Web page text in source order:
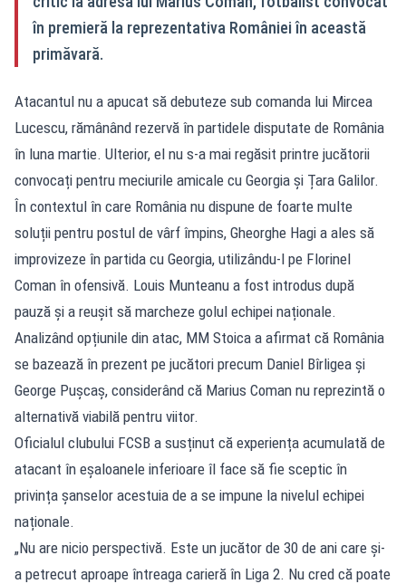
în premieră la reprezentativa României în această
primăvară.
Atacantul nu a apucat să debuteze sub comanda lui Mircea
Lucescu, rămânând rezervă în partidele disputate de România
în luna martie. Ulterior, el nu s-a mai regăsit printre jucătorii
convocați pentru meciurile amicale cu Georgia și Țara Galilor.
În contextul în care România nu dispune de foarte multe
soluții pentru postul de vârf împins, Gheorghe Hagi a ales să
improvizeze în partida cu Georgia, utilizându-l pe Florinel
Coman în ofensivă. Louis Munteanu a fost introdus după
pauză și a reușit să marcheze golul echipei naționale.
Analizând opțiunile din atac, MM Stoica a afirmat că România
se bazează în prezent pe jucători precum Daniel Bîrligea și
George Pușcaș, considerând că Marius Coman nu reprezintă o
alternativă viabilă pentru viitor.
Oficialul clubului FCSB a susținut că experiența acumulată de
atacant în eșaloanele inferioare îl face să fie sceptic în
privința șanselor acestuia de a se impune la nivelul echipei
naționale.
„Nu are nicio perspectivă. Este un jucător de 30 de ani care și-
a petrecut aproape întreaga carieră în Liga 2. Nu cred că poate